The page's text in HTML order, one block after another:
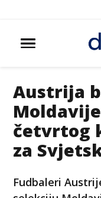
Austrija
četvrtog
za
Fudbaleri